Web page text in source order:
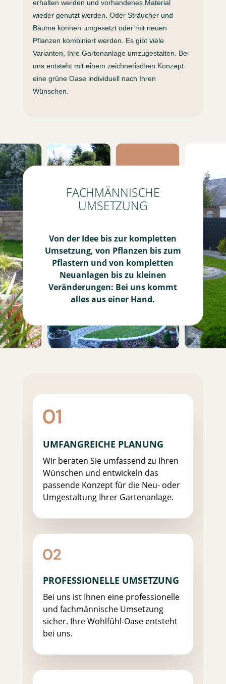
erhalten werden und vorhandenes Material
wieder genutzt werden. Oder Sträucher und
Bäume können umgesetzt oder mit neuen
Pflanzen kombiniert werden. Es gibt viele
Varianten, Ihre Gartenanlage umzugestalten. Bei
uns entsteht mit einem zeichnerischen Konzept
eine grüne Oase individuell nach Ihren
Wünschen.
FACHMÄNNISCHE
UMSETZUNG
Von der Idee bis zur kompletten
Umsetzung, von Pflanzen bis zum
Pflastern und von kompletten
Neuanlagen bis zu kleinen
Veränderungen: Bei uns kommt
alles aus einer Hand.
UMFANGREICHE PLANUNG
Wir beraten Sie umfassend zu Ihren
Wünschen und entwickeln das
passende Konzept für die Neu- oder
Umgestaltung Ihrer Gartenanlage.
PROFESSIONELLE UMSETZUNG
Bei uns ist Ihnen eine professionelle
und fachmännische Umsetzung
sicher. Ihre Wohlfühl-Oase entsteht
bei uns.